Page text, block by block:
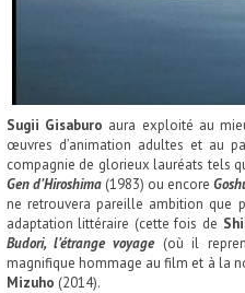
Sugii Gisaburo aura exploité au
œuvres d’animation adultes et au
compagnie de glorieux lauréats tels
Gen d’Hiroshima(1983) ou encore
ne retrouvera pareille ambition que
adaptation littéraire (cette fois de
Budori, l’étrange voyage (où il
magnifique hommage au film et à la
Mizuho (2014).